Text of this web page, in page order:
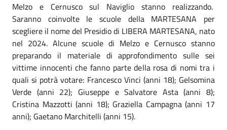
Melzo e Cernusco sul Naviglio stanno realizzando.
Saranno coinvolte le scuole della MARTESANA per
scegliere il nome del Presidio di LIBERA MARTESANA, nato
nel 2024. Alcune scuole di Melzo e Cernusco stanno
preparando il materiale di approfondimento sulle sei
vittime innocenti che fanno parte della rosa di nomi tra i
quali si potrà votare: Francesco Vinci (anni 18); Gelsomina
Verde (anni 22); Giuseppe e Salvatore Asta (anni 8);
Cristina Mazzotti (anni 18); Graziella Campagna (anni 17
anni); Gaetano Marchitelli (anni 15).